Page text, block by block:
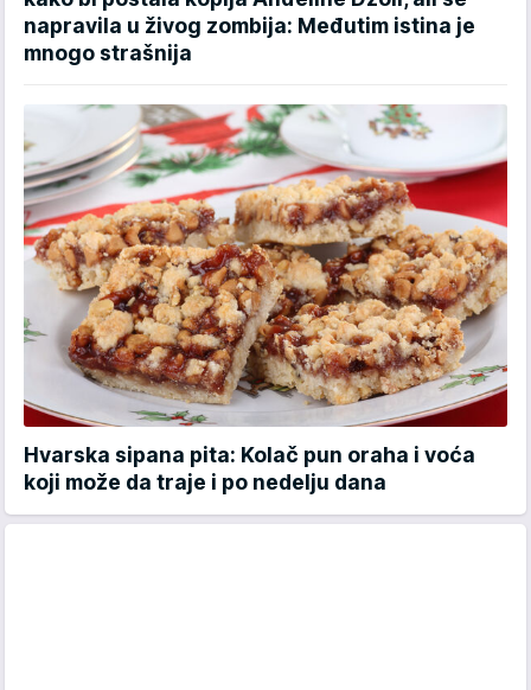
napravila u živog zombija: Međutim istina je
mnogo strašnija
Hvarska sipana pita: Kolač pun oraha i voća
koji može da traje i po nedelju dana